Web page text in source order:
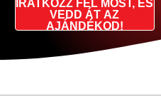
IRATKOZZ FEL MOST, ÉS
VEDD ÁT AZ
AJÁNDÉKOD!